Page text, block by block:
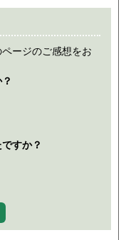
ージのご感想をお
すか？